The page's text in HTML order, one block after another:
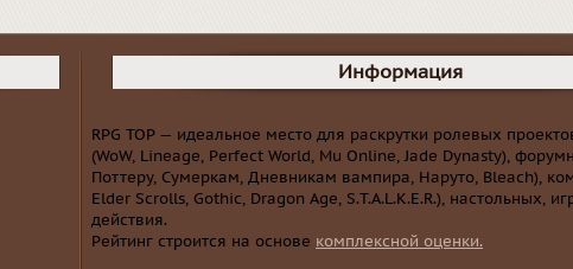
Информация
RPG TOP — идеальное место для раскрутки ролевых
(WoW, Lineage, Perfect World, Mu Online, Jade Dynasty),
Поттеру, Сумеркам, Дневникам вампира, Наруто, Bleach),
Elder Scrolls, Gothic, Dragon Age, S.T.A.L.K.E.R.), настольных,
действия.
Рейтинг строится на основе комплексной оценки.